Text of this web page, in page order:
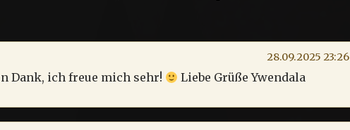
28.09.2025 23:26
Dank, ich freue mich sehr!
Liebe Grüße Ywendala